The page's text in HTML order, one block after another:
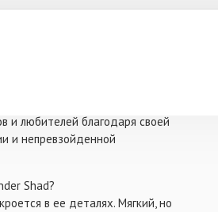
Commander Shad 12 см #011
аксессуар для рыбалки, а
улову. Если вы мечтаете о
на всю жизнь, то эта приманка
Commander Shad завоевала
и любителей благодаря своей
и непревзойденной
Shad?
в ее деталях. Мягкий, но